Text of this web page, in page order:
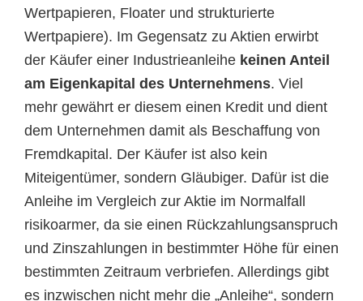
Wertpapieren, Floater und strukturierte
Wertpapiere). Im Gegensatz zu Aktien erwirbt
der Käufer einer Industrieanleihe keinen Anteil
am Eigenkapital des Unternehmens. Viel
mehr gewährt er diesem einen Kredit und dient
dem Unternehmen damit als Beschaffung von
Fremdkapital. Der Käufer ist also kein
Miteigentümer, sondern Gläubiger. Dafür ist die
Anleihe im Vergleich zur Aktie im Normalfall
risikoarmer, da sie einen Rückzahlungsanspruch
und Zinszahlungen in bestimmter Höhe für einen
bestimmten Zeitraum verbriefen. Allerdings gibt
es inzwischen nicht mehr die „Anleihe“, sondern